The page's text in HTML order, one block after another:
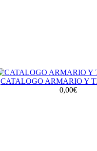
CATALOGO ARMARIO Y
0,00€